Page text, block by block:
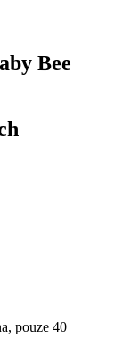
Bee
pouze 40